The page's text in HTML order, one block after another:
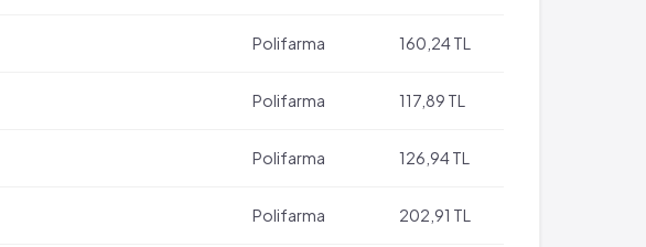
Polifarma 160,24 TL
Polifarma 117,89 TL
Polifarma 126,94 TL
Polifarma 202,91 TL